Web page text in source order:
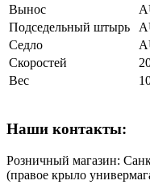
Вынос
Подседельный штырь
Седло
Скоростей
Вес
Наши контакты:
Розничный магазин:
(правое крыло